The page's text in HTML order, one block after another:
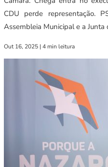
CDU perde representação.
Assembleia Municipal e a Junta
Out 16, 2025 | 4 min leitura